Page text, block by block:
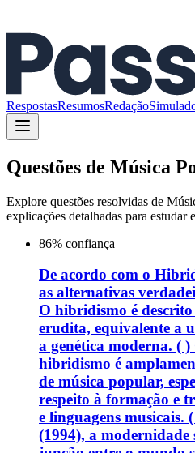
RespostasResumosRedação
Questões de Música
Explore questões resolvidas de
explicações detalhadas para estudar
86% confiança
De acordo com o
as alternativas
O hibridismo é
erudita, equivalente a
a genética moderna. ( )
hibridismo é
de música popular,
respeito à formação e
e linguagens musicais.
(1994), a modernidade